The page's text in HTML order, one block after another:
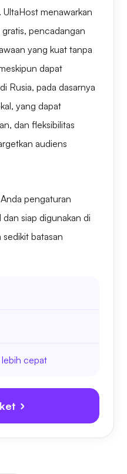
menawarkan
pencadangan
yang kuat tanpa
dapat
Rusia, pada dasarnya
yang dapat
dan fleksibilitas
audiens
pengaturan
siap digunakan di
batasan
cepat